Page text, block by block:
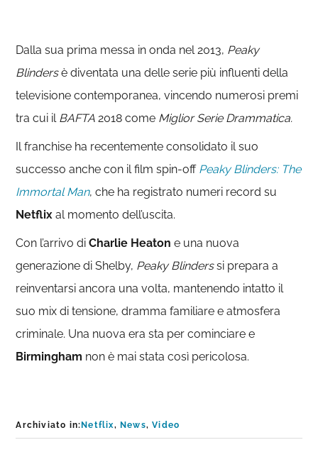
Dalla sua prima messa in onda nel 2013, Peaky
Blindersè diventata una delle serie più influenti della
televisione contemporanea, vincendo numerosi premi
tra cui il BAFTA 2018 come Miglior Serie Drammatica.
Il franchise ha recentemente consolidato il suo
successo anche con il film spin-off Peaky Blinders: The
Immortal Man, che ha registrato numeri record su
Netflix al momento dell’uscita.
Con l’arrivo diCharlie Heaton e una nuova
generazione di Shelby, Peaky Blinderssi prepara a
reinventarsi ancora una volta, mantenendo intatto il
suo mix di tensione, dramma familiare e atmosfera
criminale. Una nuova era sta per cominciare e
Birmingham non è mai stata così pericolosa.
Archiviato in: Netflix, News,Video